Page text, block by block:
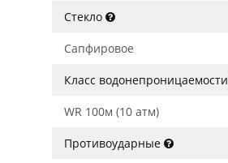
Стекло
Сапфировое
Класс водонепроницаемости
WR 100м (10 атм)
Противоударные